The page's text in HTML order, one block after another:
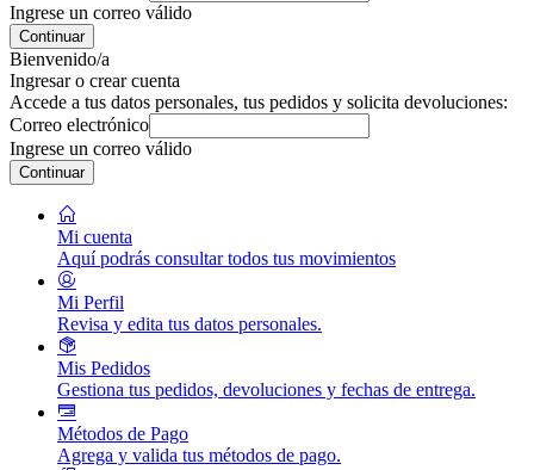
Ingrese un correo válido
Continuar
Bienvenido/a
Ingresar o crear cuenta
Accede a tus datos personales, tus pedidos y solicita devoluciones:
Correo electrónico
Ingrese un correo válido
Continuar
Mi cuenta
Aquí podrás consultar todos tus movimientos
Mi Perfil
Revisa y edita tus datos personales.
Mis Pedidos
Gestiona tus pedidos, devoluciones y fechas de entrega.
Métodos de Pago
Agrega y valida tus métodos de pago.